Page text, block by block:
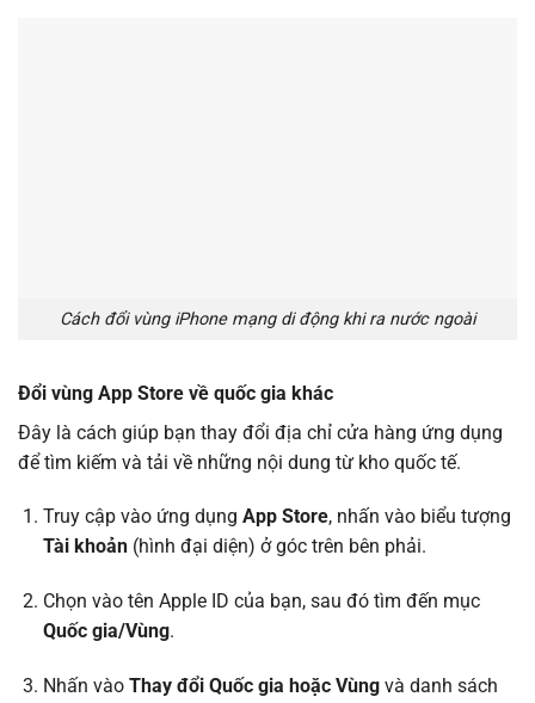
Cách đổi vùng iPhone mạng di động khi ra nước ngoài
Đổi vùng App Store về quốc gia khác
Đây là cách giúp bạn thay đổi địa chỉ cửa hàng ứng dụng
để tìm kiếm và tải về những nội dung từ kho quốc tế.
Truy cập vào ứng dụng App Store, nhấn vào biểu tượng
Tài khoản(hình đại diện) ở góc trên bên phải.
Chọn vào tên Apple ID của bạn, sau đó tìm đến mục
Quốc gia/Vùng.
Nhấn vào Thay đổi Quốc gia hoặc Vùngvà danh sách